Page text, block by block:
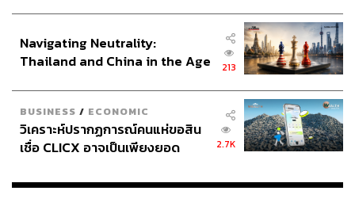
Navigating Neutrality:
Thailand and China in the Age
213
BUSINESS / ECONOMIC
วิเคราะห์ปรากฏการณ์คนแห่ขอสิน
เชื่อ CLICX อาจเป็นเพียงยอด
เรือนไทยที่ถูกซุกไว้
2.7K